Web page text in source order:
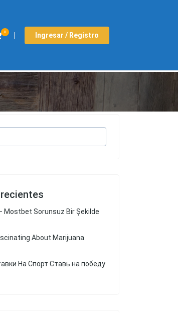
0 Ingresar / Registro
Mostbet Sorunsuz Bir Şekilde
About Marijuana
На Спорт Ставь на победу